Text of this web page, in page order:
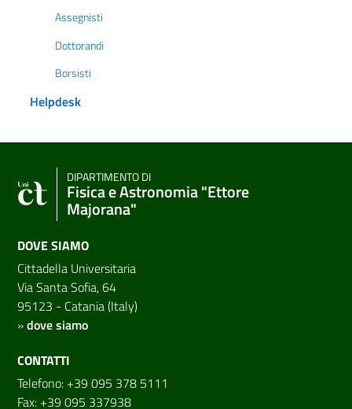
Assegnisti
Dottorandi
Borsisti
Helpdesk
DIPARTIMENTO DI
Fisica e Astronomia "Ettore
Majorana"
DOVE SIAMO
Cittadella Universitaria
Via Santa Sofia, 64
95123 - Catania (Italy)
»dove siamo
CONTATTI
Telefono: +39 095 378 5111
Fax: +39 095 337938